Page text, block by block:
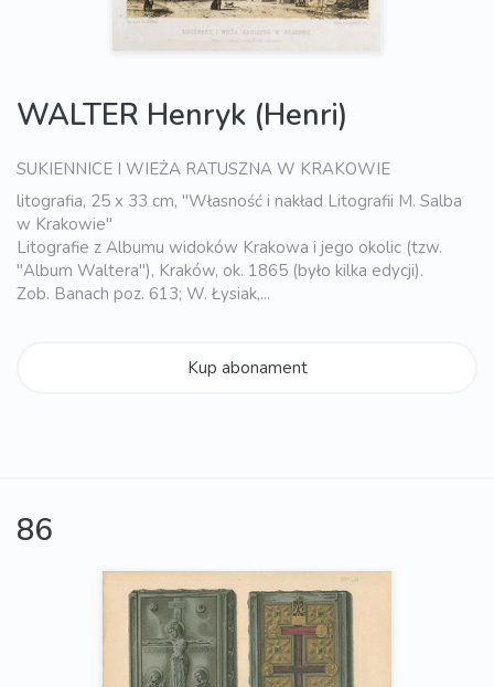
WALTER Henryk (Henri)
SUKIENNICE I WIEŻA RATUSZNA W KRAKOWIE
litografia, 25 x 33 cm, "Własność i nakład Litografii M. Salba
w Krakowie"
Litografie z Albumu widoków Krakowa i jego okolic (tzw.
"Album Waltera"), Kraków, ok. 1865 (było kilka edycji).
Zob. Banach poz. 613; W. Łysiak,...
Kup abonament
86